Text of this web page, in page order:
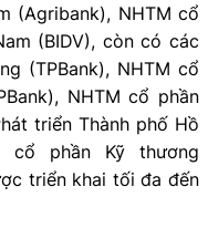
(Agribank), NHTM cổ
(BIDV), còn có các
(TPBank), NHTM cổ
NHTM cổ phần
triển Thành phố Hồ
cổ phần Kỹ thương
triển khai tối đa đến